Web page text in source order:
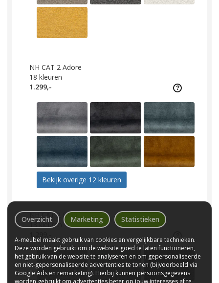
NH CAT 2 Adore
18 kleuren
1.299,-
Bekijk overige 12 kleuren
NH CAT 2 Bloq
13 kleuren
Overzicht Marketing Statistieken
A-meubel maakt gebruik van cookies en vergelijkbare technieken.
Deze worden gebruikt om de website goed te laten functioneren,
het gebruik van de website te analyseren en om gepersonaliseerde
en niet-gepersonaliseerde advertenties te tonen (bijvoorbeeld via
Google Ads en remarketing). Hierbij kunnen persoonsgegevens
worden gebruikt om advertenties beter op jouw interesses af te